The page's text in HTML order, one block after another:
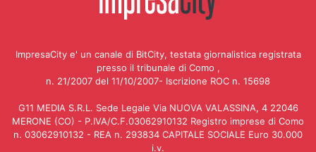
ImpresaCity e' un canale di BitCity, testata giornalistica registrata
presso il tribunale di Como ,
n. 21/2007 del 11/10/2007- Iscrizione ROC n. 15698
G11 MEDIA S.R.L. Sede Legale Via NUOVA VALASSINA, 4 22046
MERONE (CO) - P.IVA/C.F.03062910132 Registro imprese di Como
n. 03062910132 - REA n. 293834 CAPITALE SOCIALE Euro 30.000
i.v.